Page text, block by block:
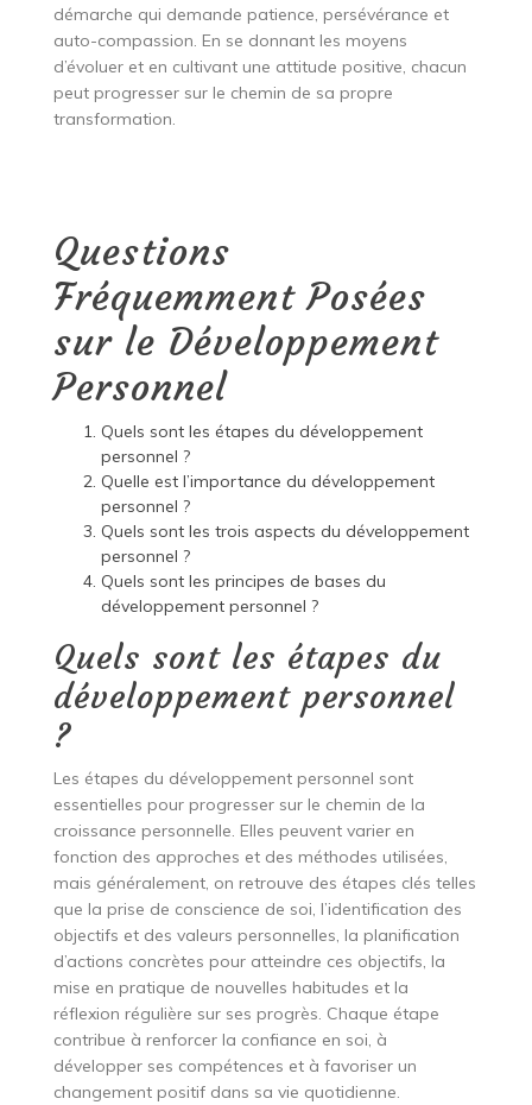
démarche qui demande patience, persévérance et
auto-compassion. En se donnant les moyens
d’évoluer et en cultivant une attitude positive, chacun
peut progresser sur le chemin de sa propre
transformation.
Questions
Fréquemment Posées
sur le Développement
Personnel
Quels sont les étapes du développement
personnel ?
Quelle est l’importance du développement
personnel ?
Quels sont les trois aspects du développement
personnel ?
Quels sont les principes de bases du
développement personnel ?
Quels sont les étapes du
développement personnel
?
Les étapes du développement personnel sont
essentielles pour progresser sur le chemin de la
croissance personnelle. Elles peuvent varier en
fonction des approches et des méthodes utilisées,
mais généralement, on retrouve des étapes clés telles
que la prise de conscience de soi, l’identification des
objectifs et des valeurs personnelles, la planification
d’actions concrètes pour atteindre ces objectifs, la
mise en pratique de nouvelles habitudes et la
réflexion régulière sur ses progrès. Chaque étape
contribue à renforcer la confiance en soi, à
développer ses compétences et à favoriser un
changement positif dans sa vie quotidienne.